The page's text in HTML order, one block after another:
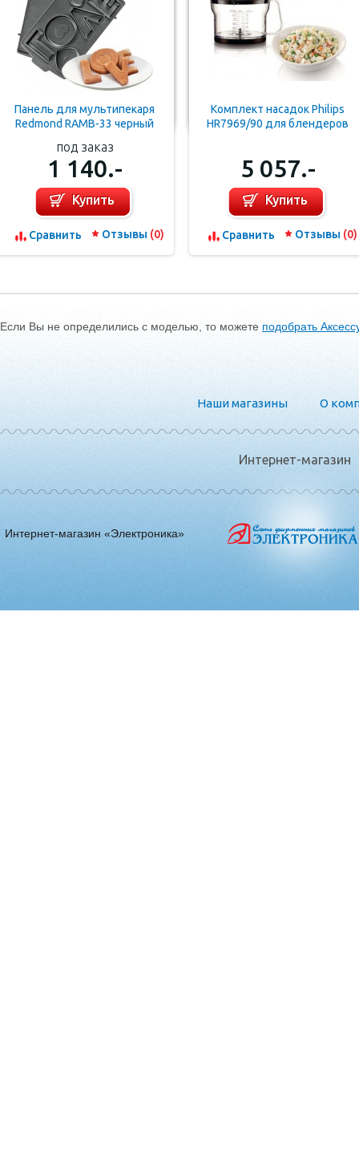
Панель для мультипекаря
Redmond RAMB-33 черный
под заказ
1 140.-
Купить
Cравнить Отзывы (0)
Комплект насадок Philips
HR7969/90 для блендеров
5 057.-
Купить
Cравнить Отзывы (0)
Если Вы не определились с моделью, то можете подобрать
Наши магазины О
Интернет-магазин
Интернет-магазин «Электроника»